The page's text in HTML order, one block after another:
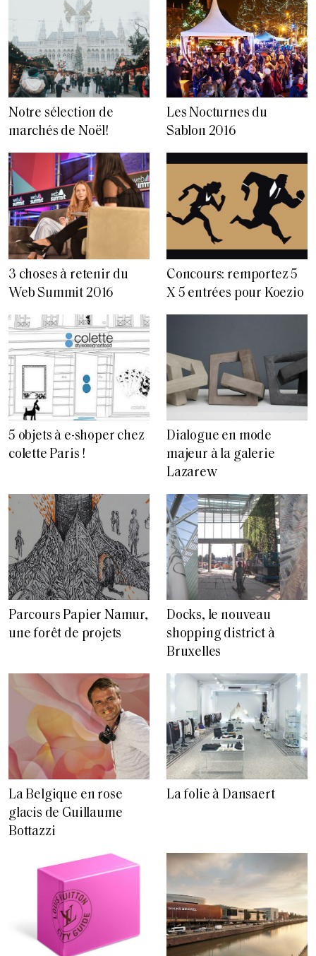
Notre sélection de
marchés de Noël!
Les Nocturnes du
Sablon 2016
3 choses à retenir du
Web Summit 2016
Concours: remportez 5
X 5 entrées pour Koezio
5 objets à e-shoper chez
colette Paris !
Dialogue en mode
majeur à la galerie
Lazarew
Parcours Papier Namur,
une forêt de projets
Docks, le nouveau
shopping district à
Bruxelles
La Belgique en rose
glacis de Guillaume
Bottazzi
La folie à Dansaert